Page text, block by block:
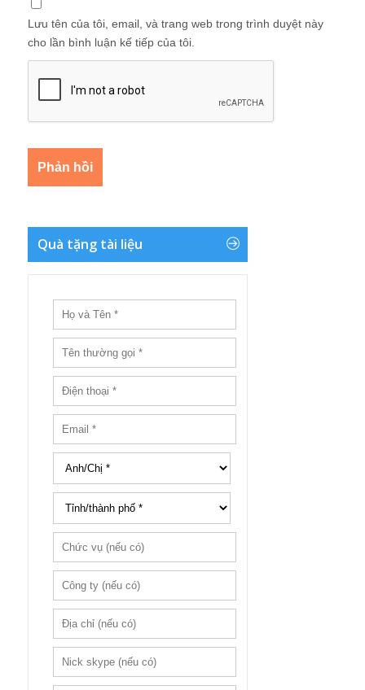
Lưu tên của tôi, email, và trang web trong trình duyệt này
cho lần bình luận kế tiếp của tôi.
Quà tặng tài liệu